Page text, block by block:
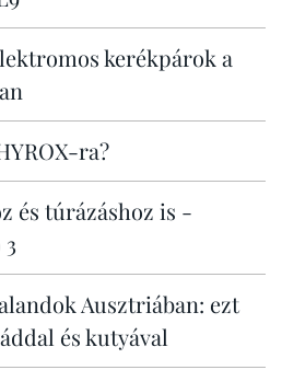
kerékpárok a
ra?
és túrázáshoz is -
Ausztriában: ezt
és kutyával